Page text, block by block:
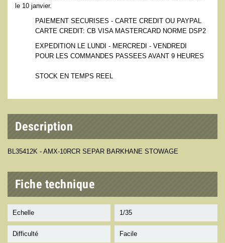
le 10 janvier.
PAIEMENT SECURISES - CARTE CREDIT OU PAYPAL
CARTE CREDIT: CB VISA MASTERCARD NORME DSP2
EXPEDITION LE LUNDI - MERCREDI - VENDREDI
POUR LES COMMANDES PASSEES AVANT 9 HEURES
STOCK EN TEMPS REEL
Description
BL35412K - AMX-10RCR SEPAR BARKHANE STOWAGE
Fiche technique
Echelle 1/35
Difficulté Facile